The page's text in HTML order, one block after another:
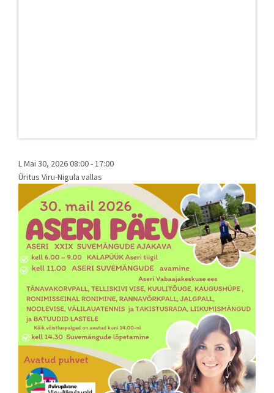
L Mai 30, 2026 08:00- 17:00
Üritus Viru-Nigula vallas